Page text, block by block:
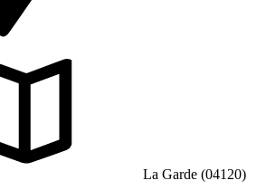
La Garde (04120)